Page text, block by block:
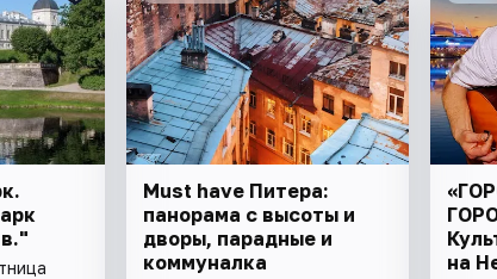
Must have Питера:
панорама с высоты и
дворы, парадные и
коммуналка
на